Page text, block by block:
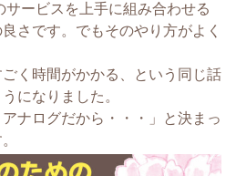
サービスを上手に組み合わせる
さです。でもそのやり方がよく
く時間がかかる、という同じ話
になりました。
ナログだから・・・」と決まっ